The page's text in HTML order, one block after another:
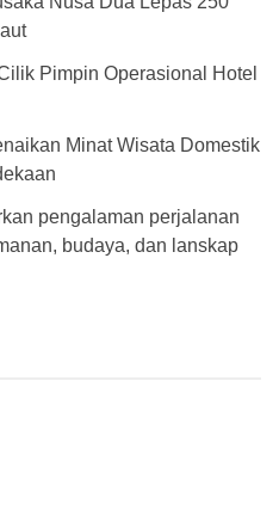
Pimpin Operasional Hotel
Minat Wisata Domestik
pengalaman perjalanan
budaya, dan lanskap